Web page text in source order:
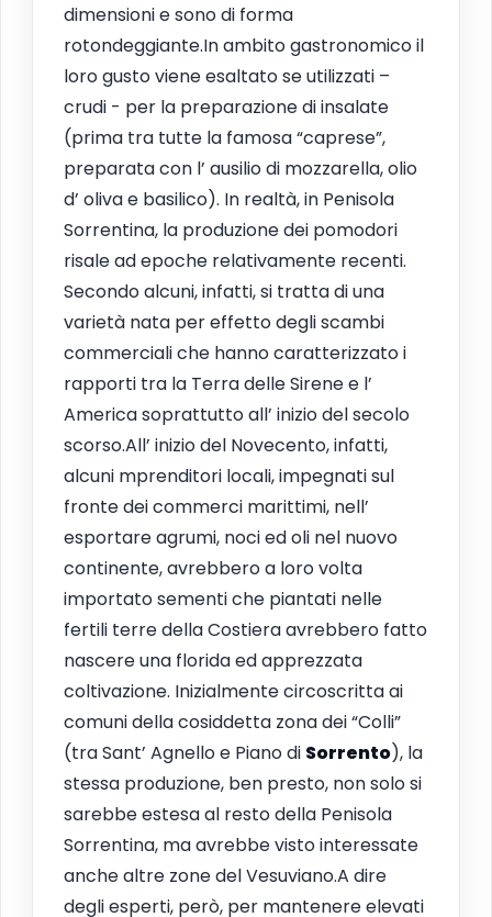
dimensioni e sono di forma
rotondeggiante.In ambito gastronomico il
loro gusto viene esaltato se utilizzati –
crudi - per la preparazione di insalate
(prima tra tutte la famosa “caprese”,
preparata con l’ ausilio di mozzarella, olio
d’ oliva e basilico). In realtà, in Penisola
Sorrentina, la produzione dei pomodori
risale ad epoche relativamente recenti.
Secondo alcuni, infatti, si tratta di una
varietà nata per effetto degli scambi
commerciali che hanno caratterizzato i
rapporti tra la Terra delle Sirene e l’
America soprattutto all’ inizio del secolo
scorso.All’ inizio del Novecento, infatti,
alcuni mprenditori locali, impegnati sul
fronte dei commerci marittimi, nell’
esportare agrumi, noci ed oli nel nuovo
continente, avrebbero a loro volta
importato sementi che piantati nelle
fertili terre della Costiera avrebbero fatto
nascere una florida ed apprezzata
coltivazione. Inizialmente circoscritta ai
comuni della cosiddetta zona dei “Colli”
(tra Sant’ Agnello e Piano di Sorrento), la
stessa produzione, ben presto, non solo si
sarebbe estesa al resto della Penisola
Sorrentina, ma avrebbe visto interessate
anche altre zone del Vesuviano.A dire
degli esperti, però, per mantenere elevati